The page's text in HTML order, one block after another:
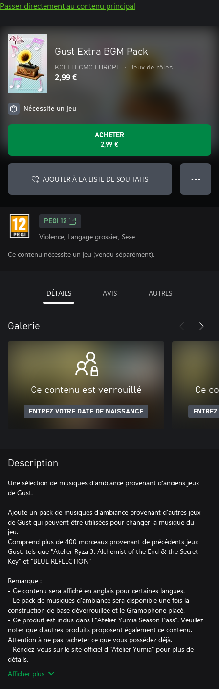
Passer directement au contenu principal
Gust Extra BGM Pack
KOEI TECMO EUROPE • Jeux de rôles
2,99 €
Nécessite un jeu
ACHETER
2,99 €
AJOUTER À LA LISTE DE SOUHAITS ● ● ●
PEGI 12
Violence, Langage grossier, Sexe
Ce contenu nécessite un jeu (vendu séparément).
DÉTAILS AVIS AUTRES
Galerie
Ce contenu est verrouillé
ENTREZ VOTRE DATE DE NAISSANCE
Ce
Description
Une sélection de musiques d'ambiance provenant d'anciens jeux
de Gust.
Ajoute un pack de musiques d'ambiance provenant d'autres jeux
de Gust qui peuvent être utilisées pour changer la musique du
jeu.
Comprend plus de 400 morceaux provenant de précédents jeux
Gust, tels que "Atelier Ryza 3: Alchemist of the End & the Secret
Key" et "BLUE REFLECTION"
Remarque :
- Ce contenu sera affiché en anglais pour certaines langues.
- Le pack de musiques d'ambiance sera disponible une fois la
construction de base déverrouillée et le Gramophone placé.
- Ce produit est inclus dans l'"Atelier Yumia Season Pass". Veuillez
noter que d'autres produits proposent également ce contenu.
Attention à ne pas racheter ce que vous possédez déjà.
- Rendez-vous sur le site officiel d'"Atelier Yumia" pour plus de
détails.
Afficher plus